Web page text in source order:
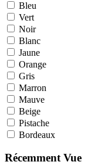
Bleu
Vert
Noir
Blanc
Jaune
Orange
Gris
Marron
Mauve
Beige
Pistache
Bordeaux
Récemment Vue